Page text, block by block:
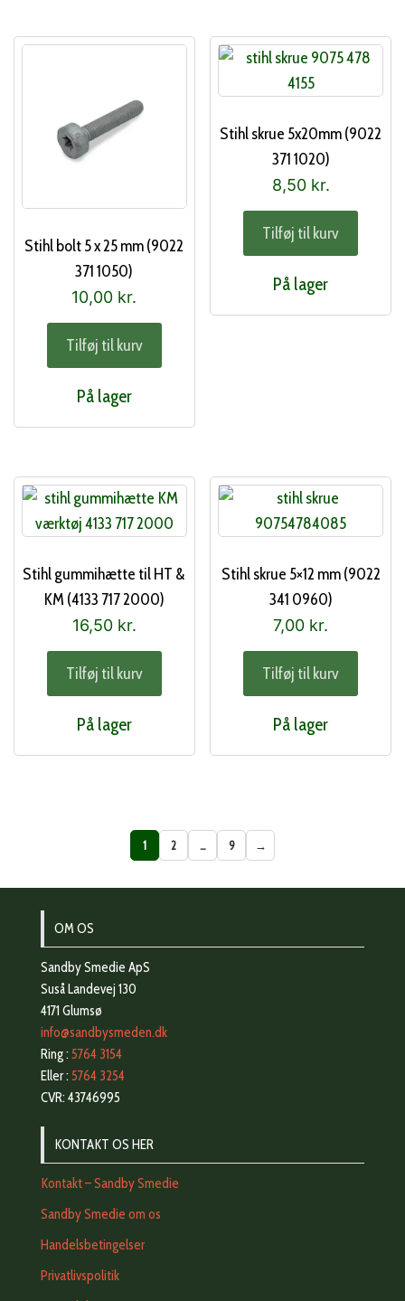
Stihl bolt 5 x 25 mm (9022
371 1050)
10,00 kr.
Tilføj til kurv
På lager
Stihl skrue 5x20mm (9022
371 1020)
8,50 kr.
Tilføj til kurv
På lager
Stihl gummihætte til HT &
KM (4133 717 2000)
16,50 kr.
Tilføj til kurv
På lager
Stihl skrue 5×12 mm (9022
341 0960)
7,00 kr.
Tilføj til kurv
På lager
1 2 … 9 →
OM OS
Sandby Smedie ApS
Suså Landevej 130
4171 Glumsø
info@sandbysmeden.dk
Ring : 5764 3154
Eller : 5764 3254
CVR: 43746995
KONTAKT OS HER
Kontakt – Sandby Smedie
Sandby Smedie om os
Handelsbetingelser
Privatlivspolitik